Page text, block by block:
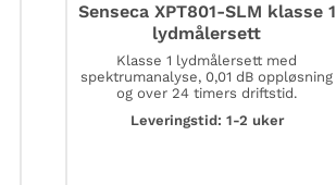
Senseca XPT801-SLM klasse 1
lydmålersett
Klasse 1 lydmålersett med
spektrumanalyse, 0,01 dB oppløsning
og over 24 timers driftstid.
Leveringstid: 1-2 uker